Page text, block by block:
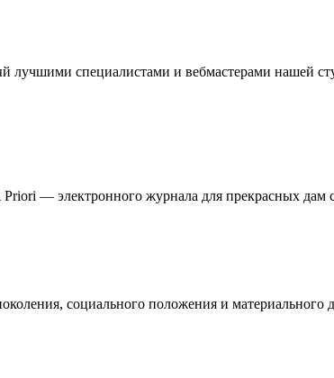
специалистами и вебмастерами нашей
— электронного журнала для прекрасных дам
социального положения и материального